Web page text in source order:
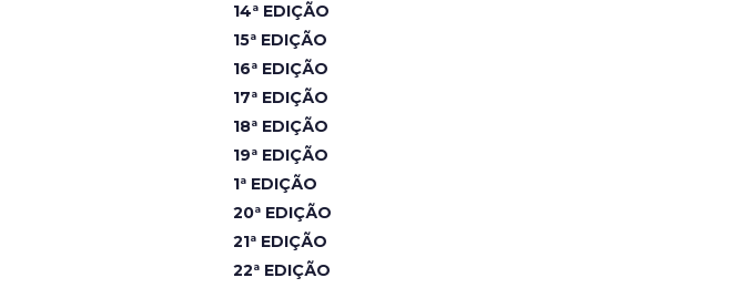
14ª EDIÇÃO
15ª EDIÇÃO
16ª EDIÇÃO
17ª EDIÇÃO
18ª EDIÇÃO
19ª EDIÇÃO
1ª EDIÇÃO
20ª EDIÇÃO
21ª EDIÇÃO
22ª EDIÇÃO